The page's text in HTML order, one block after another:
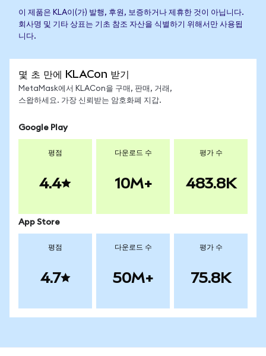
이 제품은 KLA이(가) 발행, 후원, 보증하거나 제휴한 것이 아닙니다.
회사명 및 기타 상표는 기초 참조 자산을 식별하기 위해서만 사용됩
니다.
몇 초 만에 KLACon 받기
MetaMask에서 KLACon을 구매, 판매, 거래,
스왑하세요. 가장 신뢰받는 암호화폐 지갑.
Google Play
평점
4.4
다운로드 수
10M+
평가 수
483.8K
App Store
평점
4.7
다운로드 수
50M+
평가 수
75.8K